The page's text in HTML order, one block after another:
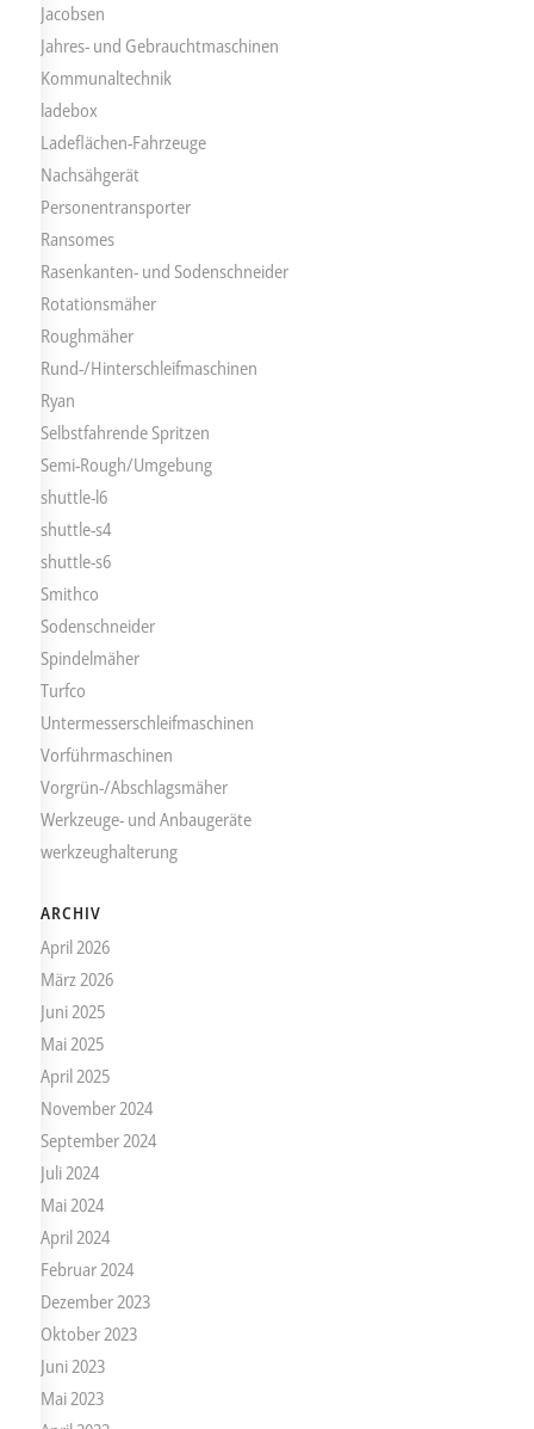
Jacobsen
Jahres- und Gebrauchtmaschinen
Kommunaltechnik
ladebox
Ladeflächen-Fahrzeuge
Nachsähgerät
Personentransporter
Ransomes
Rasenkanten- und Sodenschneider
Rotationsmäher
Roughmäher
Rund-/Hinterschleifmaschinen
Ryan
Selbstfahrende Spritzen
Semi-Rough/Umgebung
shuttle-l6
shuttle-s4
shuttle-s6
Smithco
Sodenschneider
Spindelmäher
Turfco
Untermesserschleifmaschinen
Vorführmaschinen
Vorgrün-/Abschlagsmäher
Werkzeuge- und Anbaugeräte
werkzeughalterung
ARCHIV
April 2026
März 2026
Juni 2025
Mai 2025
April 2025
November 2024
September 2024
Juli 2024
Mai 2024
April 2024
Februar 2024
Dezember 2023
Oktober 2023
Juni 2023
Mai 2023